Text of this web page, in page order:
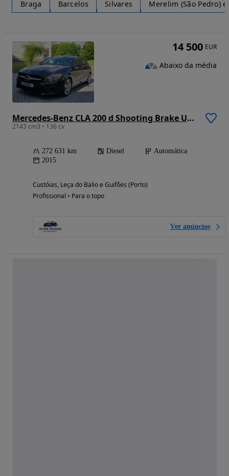
Braga Barcelos Silvares Merelim (São Pedro) e
Mercedes-Benz CLA 200 d Shooting Brake Urban Aut.
2143 cm3 • 136 cv
272 631 km Diesel
Automática
2015
Custóias, Leça do Balio e Guifões (Porto)
Profissional • Para o topo
Ver anúncios
14 500 EUR
Abaixo da média